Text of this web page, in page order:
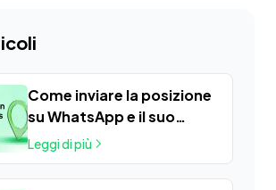
Come inviare la posizione
su WhatsApp e il suo
potenziale strategico per
le aziende
Leggi di più